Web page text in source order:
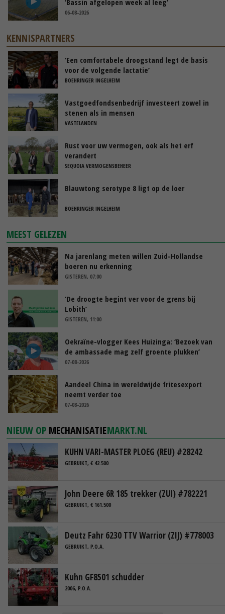
06-08-2026
KENNISPARTNERS
‘Een comfortabele droogstand legt de basis
voor de volgende lactatie’
BOEHRINGER INGELHEIM
Vastgoedfondsenbedrijf investeert zowel in
stenen als in mensen
VASTELANDEN
Rust voor uw vermogen, ook als het erf
verandert
SEQUOIA VERMOGENSBEHEER
Blauwtong serotype 8 ligt op de loer
BOEHRINGER INGELHEIM
MEEST GELEZEN
Na jarenlang meten willen Zuid-Hollandse
boeren nu erkenning
GISTEREN, 07:00
‘De droogte begint ver voor de grens bij
Lobith’
GISTEREN, 11:00
Oekraïne-vlogger Kees Huizinga: ‘Bezoek van
de ambassade mag zelf groente plukken’
07-08-2026
Aandeel China in wereldwijde fritesexport
neemt verder toe
07-08-2026
NIEUW OP MECHANISATIEMARKT.NL
KUHN VARI-MASTER PLOEG (REU) #28242
GEBRUIKT, € 42.500
John Deere 6R 185 trekker (ZUI) #782221
GEBRUIKT, € 161.500
Deutz Fahr 6230 TTV Warrior (ZIJ) #778003
GEBRUIKT, P.O.A.
Kuhn GF8501 schudder
2006, P.O.A.